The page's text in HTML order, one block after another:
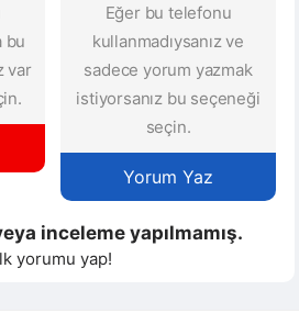
bu
var
Eğer bu telefonu
kullanmadıysanız ve
sadece yorum yazmak
istiyorsanız bu seçeneği
seçin.
Yorum Yaz
inceleme yapılmamış.
yorumu yap!